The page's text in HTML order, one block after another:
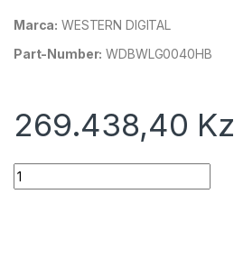
Marca: WESTERN DIGITAL
Part-Number: WDBWLG0040HB
269.438,40 Kz
Quantidade